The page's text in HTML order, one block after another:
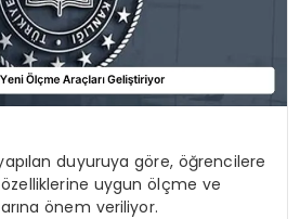
duyuruya göre, öğrencilere
uygun ölçme ve
önem veriliyor.